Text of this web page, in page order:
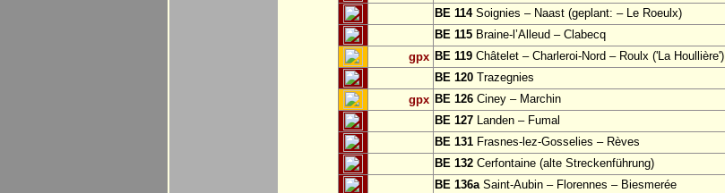
BE 114Soignies – Naast (geplant: – Le Roeulx)
BE 115 Braine-l’Alleud – Clabecq
gpx BE 119 Châtelet – Charleroi-Nord – Roulx ('La Houllière')
BE 120 Trazegnies
gpx BE 126 Ciney – Marchin
BE 127 Landen – Fumal
BE 131 Frasnes-lez-Gosselies – Rèves
BE 132 Cerfontaine (alte Streckenführung)
BE 136aSaint-Aubin – Florennes – Biesmerée